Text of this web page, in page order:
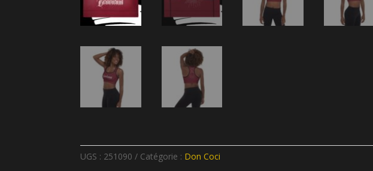
UGS : 251090 Catégorie : Don Coci